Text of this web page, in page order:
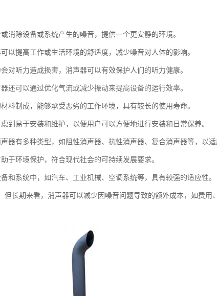
消除设备或系统产生的噪音，提供一个更安静的环境。
以提高工作或生活环境的舒适度，减少噪音对人体的影响。
对听力造成损害，消声器可以有效保护人们的听力健康。
还可以通过优化气流或减少振动来提高设备的运行效率。
料制成，能够承受恶劣的工作环境，具有较长的使用寿命。
到易于安装和维护，以便用户可以方便地进行安装和日常保养。
器有多种类型，如阻性消声器、抗性消声器、复合消声器等，以适
于环境保护，符合现代社会的可持续发展要求。
和系统中，如汽车、工业机械、空调系统等，具有较强的适应性。
但长期来看，消声器可以减少因噪音问题导致的额外成本，如费用